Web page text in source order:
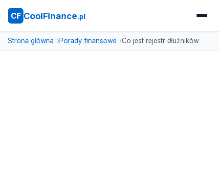
CF CoolFinance.pl
Strona główna Porady finansowe Co jest rejestr dłużników